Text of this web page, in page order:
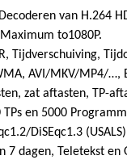
van H.264
to1080P.
Tijdverschuiving,
AVI/MKV/MP4/…,
zat aftasten, TP-
en 5000
DiSEqc1.3
7 dagen, Teletekst